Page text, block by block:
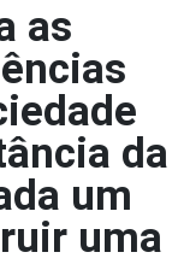
as
da
um
uma